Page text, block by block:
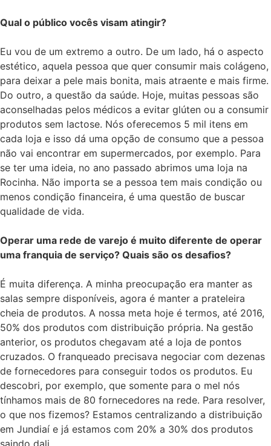
Qual o público vocês visam atingir?
Eu vou de um extremo a outro. De um lado, há o aspecto
estético, aquela pessoa que quer consumir mais colágeno,
para deixar a pele mais bonita, mais atraente e mais firme.
Do outro, a questão da saúde. Hoje, muitas pessoas são
aconselhadas pelos médicos a evitar glúten ou a consumir
produtos sem lactose. Nós oferecemos 5 mil itens em
cada loja e isso dá uma opção de consumo que a pessoa
não vai encontrar em supermercados, por exemplo. Para
se ter uma ideia, no ano passado abrimos uma loja na
Rocinha. Não importa se a pessoa tem mais condição ou
menos condição financeira, é uma questão de buscar
qualidade de vida.
Operar uma rede de varejo é muito diferente de operar
uma franquia de serviço? Quais são os desafios?
É muita diferença. A minha preocupação era manter as
salas sempre disponíveis, agora é manter a prateleira
cheia de produtos. A nossa meta hoje é termos, até 2016,
50% dos produtos com distribuição própria. Na gestão
anterior, os produtos chegavam até a loja de pontos
cruzados. O franqueado precisava negociar com dezenas
de fornecedores para conseguir todos os produtos. Eu
descobri, por exemplo, que somente para o mel nós
tínhamos mais de 80 fornecedores na rede. Para resolver,
o que nos fizemos? Estamos centralizando a distribuição
em Jundiaí e já estamos com 20% a 30% dos produtos
saindo dali.